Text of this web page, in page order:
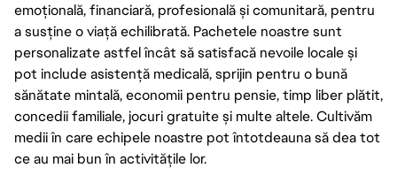
emoțională, financiară, profesională și comunitară, pentru
a susține o viață echilibrată. Pachetele noastre sunt
personalizate astfel încât să satisfacă nevoile locale și
pot include asistență medicală, sprijin pentru o bună
sănătate mintală, economii pentru pensie, timp liber plătit,
concedii familiale, jocuri gratuite și multe altele. Cultivăm
medii în care echipele noastre pot întotdeauna să dea tot
ce au mai bun în activitățile lor.